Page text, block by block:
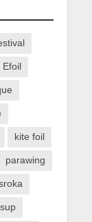
Efoil
kite foil
parawing
sup